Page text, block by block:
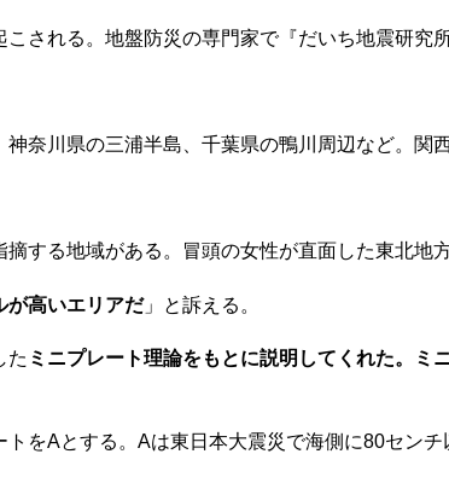
される。地盤防災の専門家で『だいち地震研究
奈川県の三浦半島、千葉県の鴨川周辺など。関
する地域がある。冒頭の女性が直面した東北地
が高いエリアだ」と訴える。
た ミニプレート理論をもとに説明してくれた。ミ
をAとする。Aは東日本大震災で海側に80セン